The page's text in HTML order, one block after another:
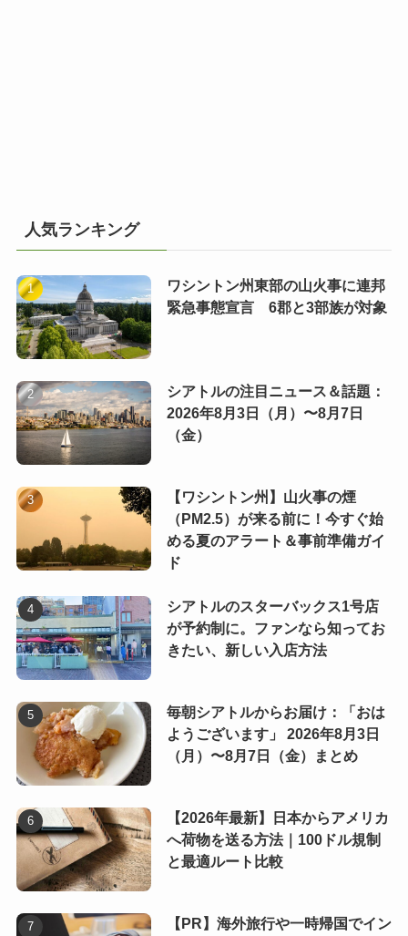
人気ランキング
ワシントン州東部の山火事に連邦
緊急事態宣言 6郡と3部族が対象
シアトルの注目ニュース＆話題：
2026年8月3日（月）〜8月7日
（金）
【ワシントン州】山火事の煙
（PM2.5）が来る前に！今すぐ始
める夏のアラート＆事前準備ガイ
ド
シアトルのスターバックス1号店
が予約制に。ファンなら知ってお
きたい、新しい入店方法
毎朝シアトルからお届け：「おは
ようございます」 2026年8月3日
（月）〜8月7日（金）まとめ
【2026年最新】日本からアメリカ
へ荷物を送る方法｜100ドル規制
と最適ルート比較
【PR】海外旅行や一時帰国でイン